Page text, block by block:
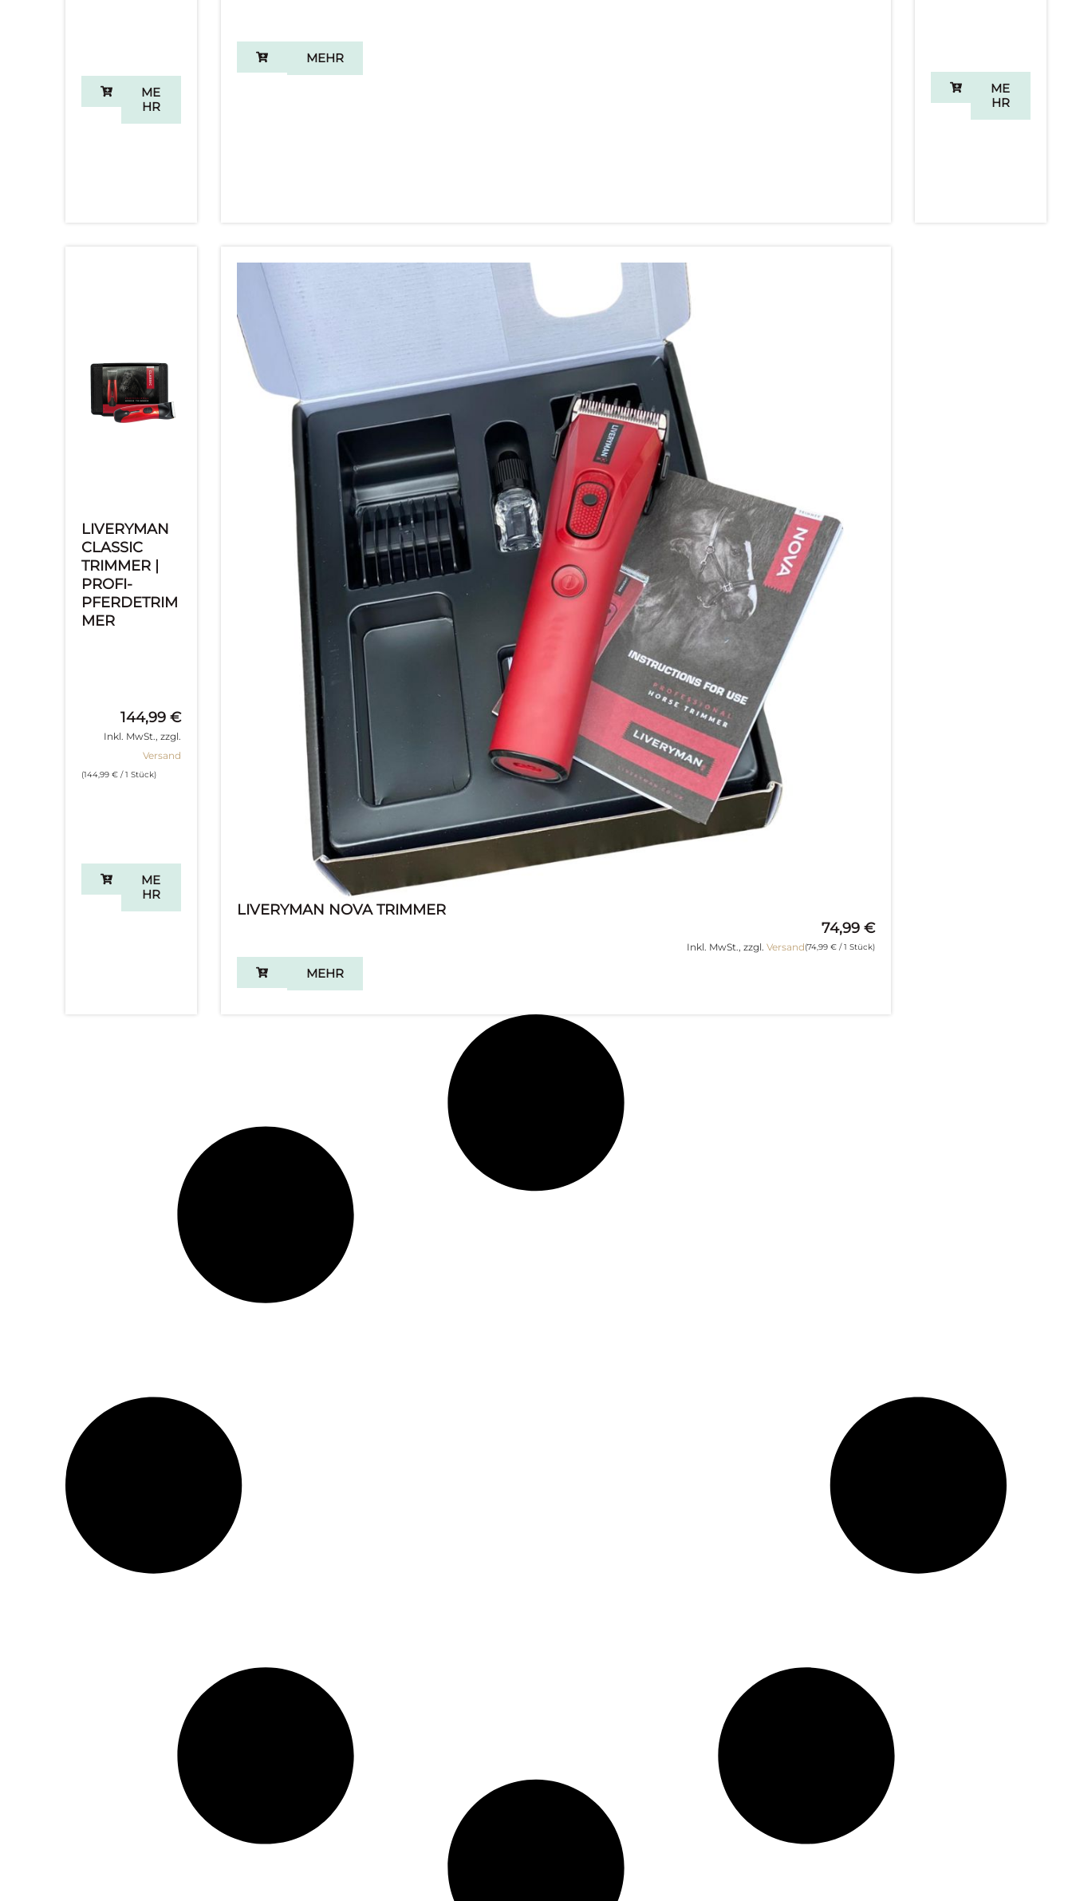
ME
HR
MEHR
ME
HR
LIVERYMAN
CLASSIC
TRIMMER |
PROFI-
PFERDETRIM
MER
144,99 €
Inkl. MwSt., zzgl.
Versand
(144,99 € / 1 Stück)
ME
HR
LIVERYMAN NOVA TRIMMER
74,99 €
Inkl. MwSt., zzgl. Versand(74,99 € / 1 Stück)
MEHR